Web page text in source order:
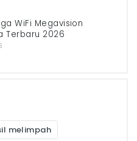
WiFi Megavision
Terbaru 2026
melimpah